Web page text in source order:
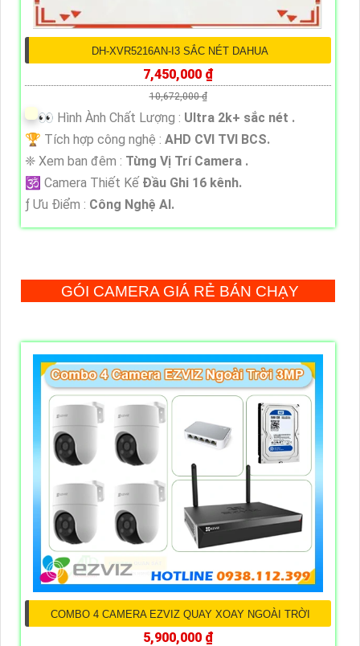
DH-XVR5216AN-I3 SẮC NÉT DAHUA
7,450,000 ₫
10,672,000 ₫
️👀 Hình Ành Chất Lượng : Ultra 2k+ sắc nét .
🏆 Tích hợp công nghệ : AHD CVI TVI BCS.
❈ Xem ban đêm : Từng Vị Trí Camera .
🕉️ Camera Thiết Kế Đầu Ghi 16 kênh.
️ƒ Ưu Điểm : Công Nghệ AI.
GÓI CAMERA GIÁ RẺ BÁN CHẠY
COMBO 4 CAMERA EZVIZ QUAY XOAY NGOÀI TRỜI
5,900,000 ₫